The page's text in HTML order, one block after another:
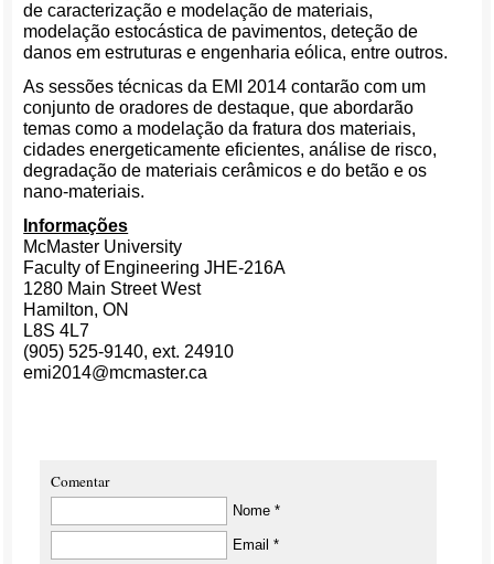
de caracterização e modelação de materiais,
modelação estocástica de pavimentos, deteção de
danos em estruturas e engenharia eólica, entre outros.
As sessões técnicas da EMI 2014 contarão com um
conjunto de oradores de destaque, que abordarão
temas como a modelação da fratura dos materiais,
cidades energeticamente eficientes, análise de risco,
degradação de materiais cerâmicos e do betão e os
nano-materiais.
Informações
McMaster University
Faculty of Engineering JHE-216A
1280 Main Street West
Hamilton, ON
L8S 4L7
(905) 525-9140, ext. 24910
emi2014@mcmaster.ca
Comentar
Nome *
Email *